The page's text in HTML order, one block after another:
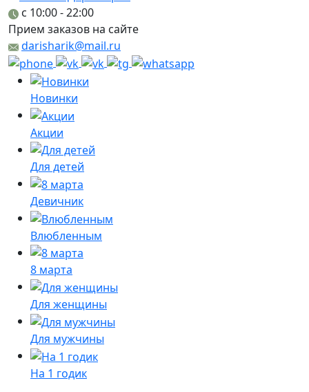
c 10:00 - 22:00
Прием заказов на сайте
darisharik@mail.ru
Новинки
Акции
Для детей
Девичник
Влюбленным
8 марта
Для женщины
Для мужчины
На 1 годик